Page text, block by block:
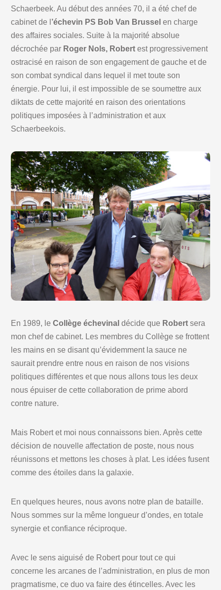
Schaerbeek. Au début des années 70, il a été chef de
cabinet de l ’échevin PS Bob Van Brussel en charge
des affaires sociales. Suite à la majorité absolue
décrochée par Roger Nols, Robert est progressivement
ostracisé en raison de son engagement de gauche et de
son combat syndical dans lequel il met toute son
énergie. Pour lui, il est impossible de se soumettre aux
diktats de cette majorité en raison des orientations
politiques imposées à l’administration et aux
Schaerbeekois.
En 1989, leCollège échevinal décide que Robert sera
mon chef de cabinet. Les membres du Collège se frottent
les mains en se disant qu’évidemment la sauce ne
saurait prendre entre nous en raison de nos visions
politiques différentes et que nous allons tous les deux
nous épuiser de cette collaboration de prime abord
contre nature.
Mais Robert et moi nous connaissons bien. Après cette
décision de nouvelle affectation de poste, nous nous
réunissons et mettons les choses à plat. Les idées fusent
comme des étoiles dans la galaxie.
En quelques heures, nous avons notre plan de bataille.
Nous sommes sur la même longueur d’ondes, en totale
synergie et confiance réciproque.
Avec le sens aiguisé de Robert pour tout ce qui
concerne les arcanes de l’administration, en plus de mon
pragmatisme, ce duo va faire des étincelles. Avec les